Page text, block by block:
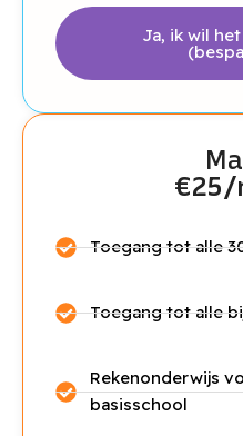
Ja, ik wil
€25/
Toegang tot alle
Toegang tot alle
Rekenonderwijs
basisschool